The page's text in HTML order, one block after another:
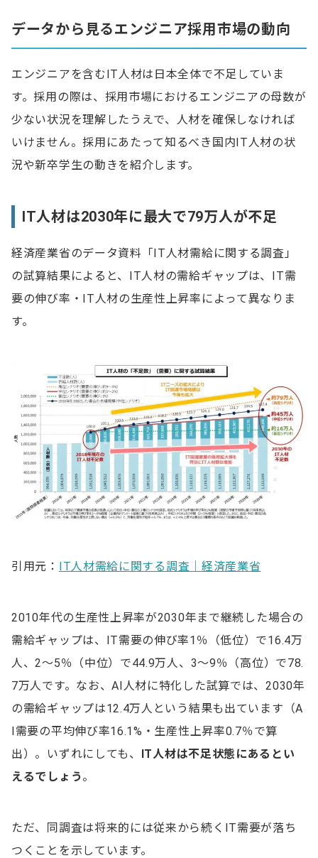
3.スキルの見極めが難しい
1.人材紹介サービス
2.ダイレクトリクルーティング
4.リファラル採用
6.SNS採用
7.派遣を活用する
エンジニア採用を成功させるために必要な準備7選
1.ペルソナ設計で適切なターゲットを設定する
2.現場のエンジニアと連携する
3.条件を緩和してターゲットを広げる
4.転職潜在層へアピールする
5.採用手法を見直す
る
1.書類だけで人材を判断しない
2.エンジニアにとって魅力的な求人を作成する
3.優秀なエンジニアを見抜く
4.面接官の印象アップを意識する
6.内定後のフォローを手厚くする
Q.エンジニアの採用は難しいというデータがある？
データから見るエンジニア採用市場の動向
エンジニアを含むIT人材は日本全体で不足していま
す。採用の際は、採用市場におけるエンジニアの母数が
少ない状況を理解したうえで、人材を確保しなければ
いけません。採用にあたって知るべき国内IT人材の状
況や新卒学生の動きを紹介します。
IT人材は2030年に最大で79万人が不足
経済産業省のデータ資料「IT人材需給に関する調査」
の試算結果によると、IT人材の需給ギャップは、IT需
要の伸び率・IT人材の生産性上昇率によって異なりま
す。
引用元： IT人材需給に関する調査｜経済産業省
2010年代の生産性上昇率が2030年まで継続した場合の
需給ギャップは、IT需要の伸び率1％（低位）で16.4万
人、2～5％（中位）で44.9万人、3～9％（高位）で78.
7万人です。なお、AI人材に特化した試算では、2030年
の需給ギャップは12.4万人という結果も出ています（A
I需要の平均伸び率16.1%・生産性上昇率0.7％で算
出）。いずれにしても、 IT人材は不足状態にあるとい
えるでしょう 。
ただ、同調査は将来的には従来から続くIT需要が落ち
つくことを示しています。